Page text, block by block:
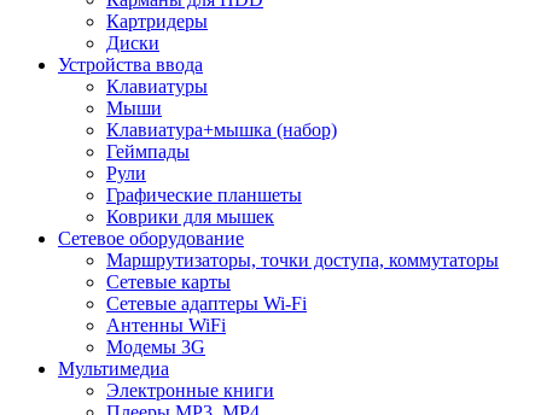
Картридеры
Диски
Устройства ввода
Клавиатуры
Мыши
Клавиатура+мышка (набор)
Геймпады
Рули
Графические планшеты
Коврики для мышек
Сетевое оборудование
Маршрутизаторы, точки доступа, коммутаторы
Сетевые карты
Сетевые адаптеры Wi-Fi
Антенны WiFi
Модемы 3G
Мультимедиа
Электронные книги